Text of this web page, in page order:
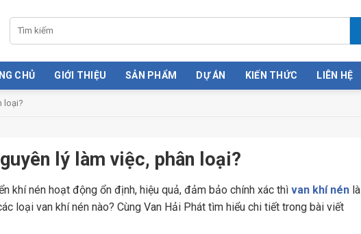
CHỦ GIỚI THIỆU SẢN PHẨM DỰ ÁN KIẾN THỨC LIÊN HỆ
loại?
lý làm việc, phân loại?
khí nén hoạt động ổn định, hiệu quả, đảm bảo chính xác thì van khí nén là
loại van khí nén nào? Cùng Van Hải Phát tìm hiểu chi tiết trong bài viết